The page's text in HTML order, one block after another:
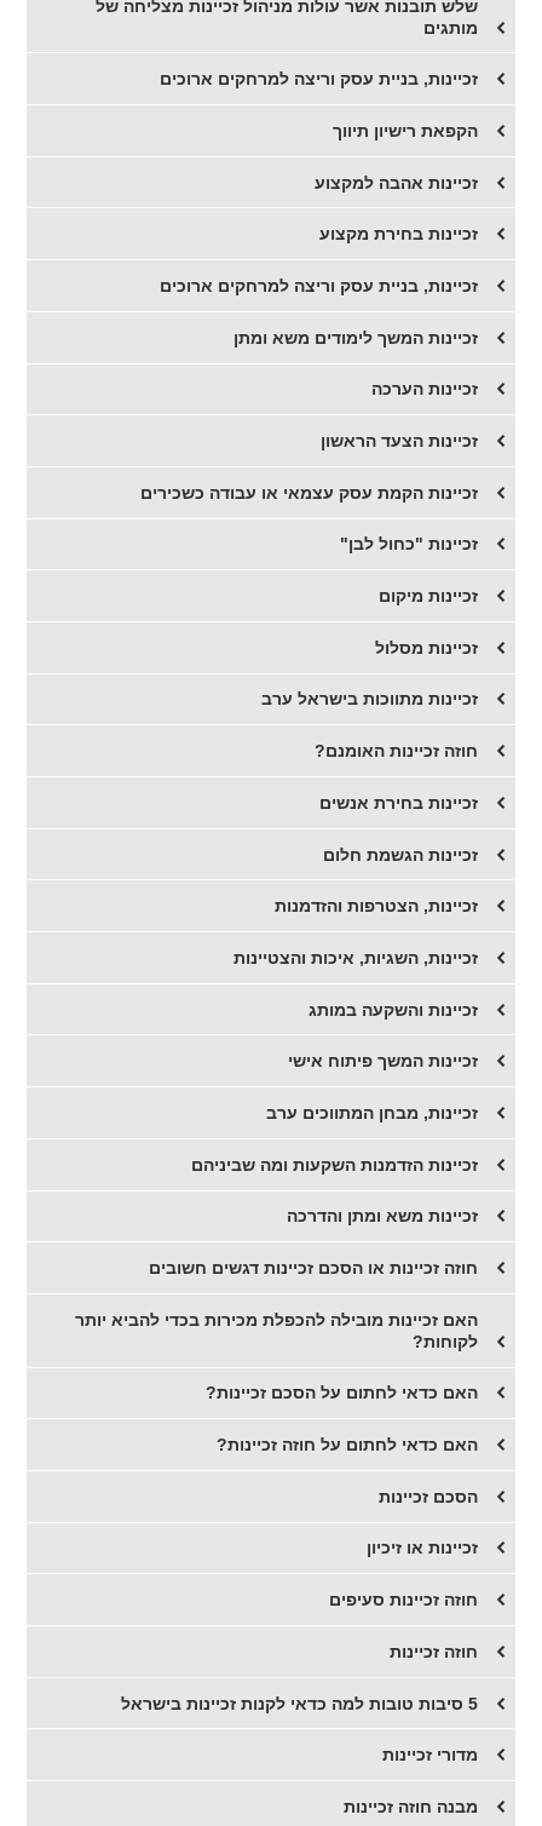
שלש תובנות אשר עולות מניהול זכיינות מצליחה של
מותגים
זכיינות, בניית עסק וריצה למרחקים ארוכים
הקפאת רישיון תיווך
זכיינות אהבה למקצוע
זכיינות בחירת מקצוע
זכיינות, בניית עסק וריצה למרחקים ארוכים
זכיינות המשך לימודים משא ומתן
זכיינות הערכה
זכיינות הצעד הראשון
זכיינות הקמת עסק עצמאי או עבודה כשכירים
זכיינות "כחול לבן"
זכיינות מיקום
זכיינות מסלול
זכיינות מתווכות בישראל ערב
חוזה זכיינות האומנם?
זכיינות בחירת אנשים
זכיינות הגשמת חלום
זכיינות, הצטרפות והזדמנות
זכיינות, השגיות, איכות והצטיינות
זכיינות והשקעה במותג
זכיינות המשך פיתוח אישי
זכיינות, מבחן המתווכים ערב
זכיינות הזדמנות השקעות ומה שביניהם
זכיינות משא ומתן והדרכה
חוזה זכיינות או הסכם זכיינות דגשים חשובים
​האם זכיינות מובילה להכפלת מכירות בכדי להביא יותר
לקוחות?
האם כדאי לחתום על הסכם זכיינות?
האם כדאי לחתום על חוזה זכיינות?
​הסכם זכיינות
​זכיינות או זיכיון
חוזה זכיינות סעיפים
חוזה זכיינות
5 סיבות טובות למה כדאי לקנות זכיינות בישראל
מדורי זכיינות
מבנה חוזה זכיינות